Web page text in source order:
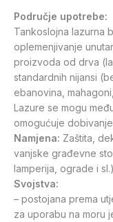
Područje upotrebe:
Tankoslojna lazurna
oplemenjivanje
proizvoda od drva
standardnih nijansi
ebanovina,
Lazure se mogu
omogućuje
Namjena: Zaštita,
vanjske građevne
lamperija, ograde i
Svojstva:
– postojana prema
za uporabu na moru